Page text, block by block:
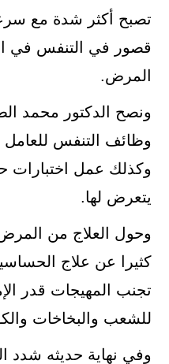
تصبح أكثر شدة مع
قصور في التنفس في
المرض.
ونصح الدكتور محمد
وظائف التنفس للعامل
وكذلك عمل اختبارات
يتعرض لها.
وحول العلاج من المرض
كثيرا عن علاج
تجنب المهيجات قدر
للشعب والبخاخات
وفي نهاية حديثه شدد